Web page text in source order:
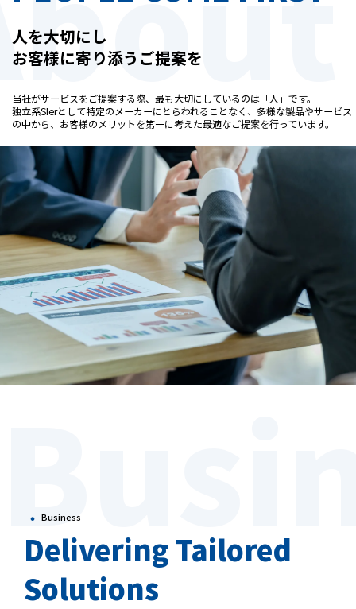
人を大切にし
お客様に寄り添うご提案を
当社がサービスをご提案する際、最も大切にしているのは「人」です。
独立系SIerとして特定のメーカーにとらわれることなく、多様な製品やサービス
の中から、お客様のメリットを第一に考えた最適なご提案を行っています。
・ Business
Delivering Tailored
Solutions